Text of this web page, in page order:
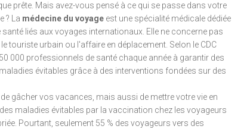
prête. Mais avez-vous pensé à ce qui se passe dans votre
? La médecine du voyage est une spécialité médicale dédiée
liés aux voyages internationaux . Elle ne concerne pas
touriste urbain ou l'affaire en déplacement. Selon le CDC
000 professionnels de santé chaque année à garantir des
évitables grâce à des interventions fondées sur des
gâcher vos vacances, mais aussi de mettre votre vie en
maladies évitables par la vaccination chez les voyageurs
Pourtant, seulement 55 % des voyageurs vers des